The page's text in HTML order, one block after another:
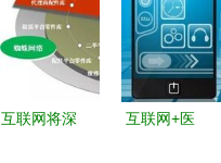
与服务三核
驱动
口
互联网将深
互联网+医